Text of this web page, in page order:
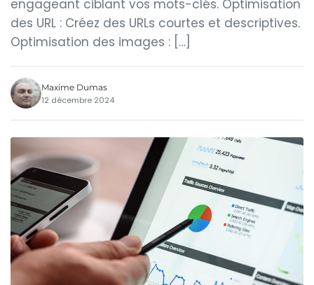
engageant ciblant vos mots-clés. Optimisation
des URL : Créez des URLs courtes et descriptives.
Optimisation des images : […]
Maxime Dumas
12 décembre 2024